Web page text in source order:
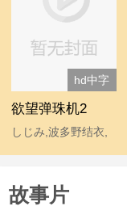
hd中字
欲望弹珠机2
しじみ,波多野结衣,
磯田泰輝,馬渕史香
故事片